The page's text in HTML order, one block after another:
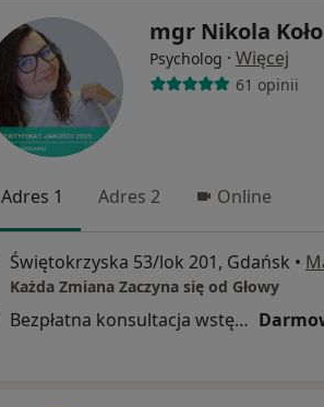
mgr Nikola
Psycholog · Więcej
61 opinii
Adres 1 Adres 2 Online
Świętokrzyska 53/lok 201, Gdańsk •
Każda Zmiana Zaczyna się od Głowy
Bezpłatna konsultacja wstępna - telefoniczna